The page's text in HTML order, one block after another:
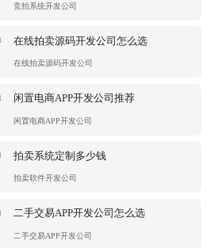
竞拍系统开发公司
在线拍卖源码开发公司怎么选
在线拍卖源码开发公司
闲置电商APP开发公司推荐
闲置电商APP开发公司
拍卖系统定制多少钱
拍卖软件开发公司
二手交易APP开发公司怎么选
二手交易APP开发公司